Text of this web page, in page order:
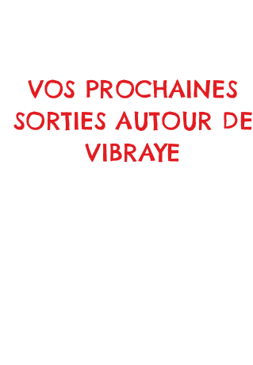
VOS PROCHAINES
SORTIES AUTOUR DE
VIBRAYE